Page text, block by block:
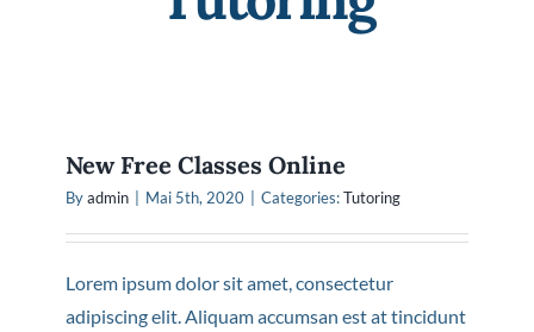
New Free Classes Online
Byadmin Mai 5th, 2020 Categories:Tutoring
Lorem ipsum dolor sit amet, consectetur
adipiscing elit. Aliquam accumsan est at tincidunt